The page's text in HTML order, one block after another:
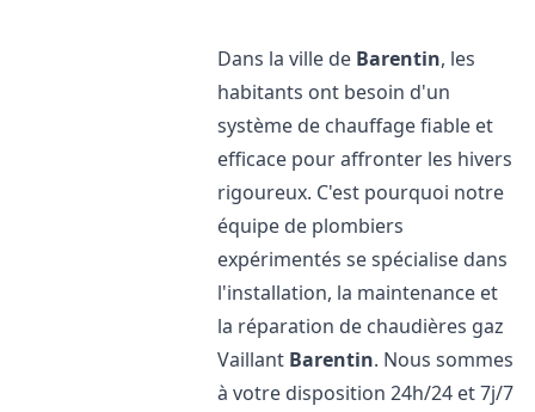
Dans la ville de Barentin, les
habitants ont besoin d'un
système de chauffage fiable et
efficace pour affronter les hivers
rigoureux. C'est pourquoi notre
équipe de plombiers
expérimentés se spécialise dans
l'installation, la maintenance et
la réparation de chaudières gaz
Vaillant Barentin. Nous sommes
à votre disposition 24h/24 et 7j/7